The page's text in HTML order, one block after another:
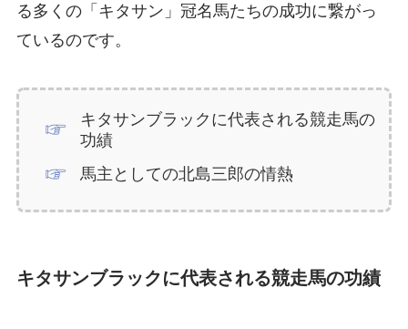
る多くの「キタサン」冠名馬たちの成功に繋がっ
ているのです。
キタサンブラックに代表される競走馬の
功績
馬主としての北島三郎の情熱
キタサンブラックに代表される競走馬の功績